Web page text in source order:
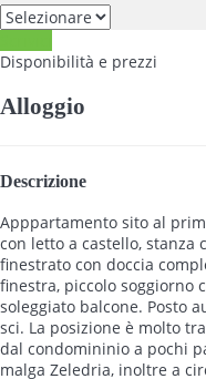
Disponibilità e prezzi
Alloggio
Descrizione
Apppartamento sito al
con letto a castello, stanza
finestrato con doccia
finestra, piccolo soggiorno
soleggiato balcone. Posto
sci. La posizione è molto
dal condomininio a pochi
malga Zeledria, inoltre a